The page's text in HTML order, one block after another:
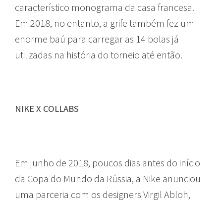
característico monograma da casa francesa.
Em 2018, no entanto, a grife também fez um
enorme baú para carregar as 14 bolas já
utilizadas na história do torneio até então.
NIKE X COLLABS
Em junho de 2018, poucos dias antes do início
da Copa do Mundo da Rússia, a Nike anunciou
uma parceria com os designers Virgil Abloh,